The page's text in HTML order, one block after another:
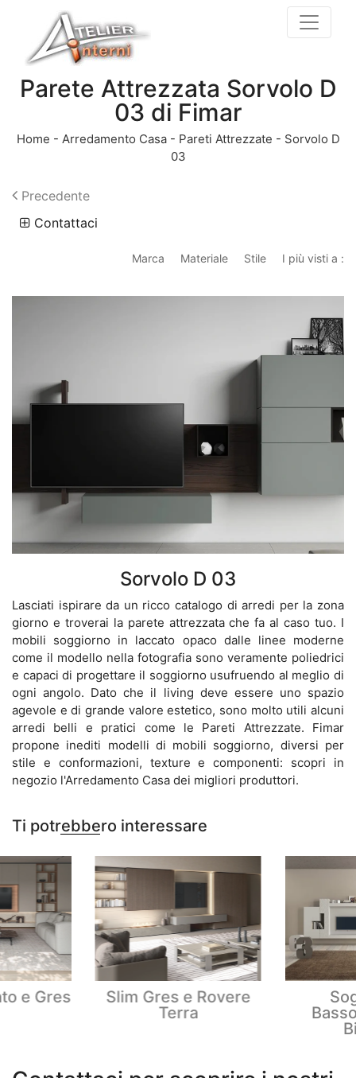
Parete Attrezzata Sorvolo D
03 di Fimar
Home - Arredamento Casa- Pareti Attrezzate - Sorvolo D
03
Precedente
Contattaci
Marca Materiale Stile I più visti a :
Sorvolo D 03
Lasciati ispirare da un ricco catalogo di arredi per la zona
giorno e troverai la parete attrezzata che fa al caso tuo. I
mobili soggiorno in laccato opaco dalle linee moderne
come il modello nella fotografia sono veramente poliedrici
e capaci di progettare il soggiorno usufruendo al meglio di
ogni angolo. Dato che il living deve essere uno spazio
agevole e di grande valore estetico, sono molto utili alcuni
arredi belli e pratici come le Pareti Attrezzate. Fimar
propone inediti modelli di mobili soggiorno, diversi per
stile e conformazioni, texture e componenti: scopri in
negozio l'Arredamento Casa dei migliori produttori.
Ti potrebbero interessare
e Gres
Slim Gres e Rovere
Terra